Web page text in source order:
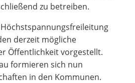
zu betreiben.
derzeit mögliche
Öffentlichkeit vorgestellt.
formieren sich nun
in den Kommunen.